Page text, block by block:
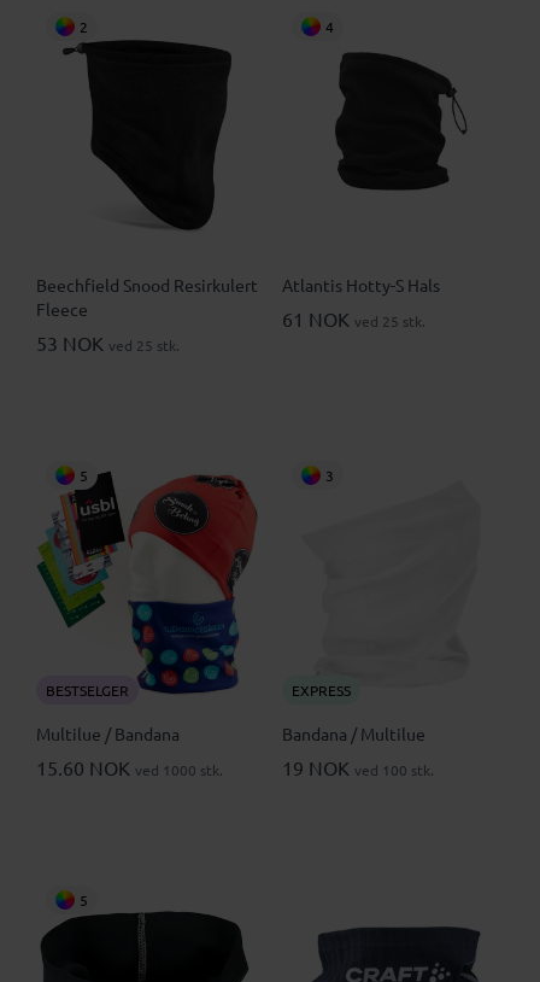
2
Beechfield Snood Resirkulert
Fleece
53 NOK ved 25 stk.
4
Atlantis Hotty-S Hals
61 NOK ved 25 stk.
5
BESTSELGER
Multilue / Bandana
15.60 NOK ved 1000 stk.
3
EXPRESS
Bandana / Multilue
19 NOK ved 100 stk.
5